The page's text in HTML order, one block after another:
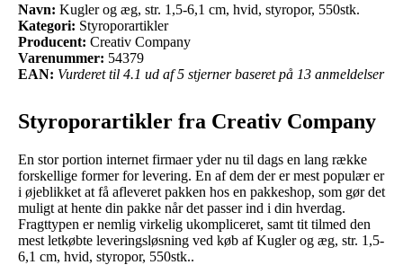
Navn: Kugler og æg, str. 1,5-6,1 cm, hvid, styropor, 550stk.
Kategori: Styroporartikler
Producent: Creativ Company
Varenummer: 54379
EAN: Vurderet til 4.1 ud af 5 stjerner baseret på 13 anmeldelser
Styroporartikler fra Creativ Company
En stor portion internet firmaer yder nu til dags en lang række
forskellige former for levering. En af dem der er mest populær er
i øjeblikket at få afleveret pakken hos en pakkeshop, som gør det
muligt at hente din pakke når det passer ind i din hverdag.
Fragttypen er nemlig virkelig ukompliceret, samt tit tilmed den
mest letkøbte leveringsløsning ved køb af Kugler og æg, str. 1,5-
6,1 cm, hvid, styropor, 550stk..